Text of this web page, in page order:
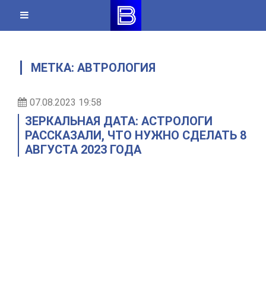
content
МЕТКА:АВТРОЛОГИЯ
07.08.2023 19:58
ЗЕРКАЛЬНАЯ ДАТА: АСТРОЛОГИ
РАССКАЗАЛИ, ЧТО НУЖНО СДЕЛАТЬ 8
АВГУСТА 2023 ГОДА